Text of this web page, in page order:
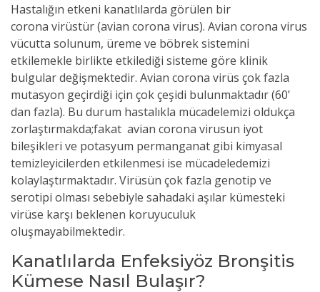
Hastalığın etkeni kanatlılarda görülen bir
corona virüstür(avian corona virus). Avian corona virus
vücutta solunum, üreme ve böbrek sistemini
etkilemekle birlikte etkilediği sisteme göre klinik
bulgular değişmektedir. Avian corona virüs çok fazla
mutasyon geçirdiği için çok çeşidi bulunmaktadır (60’
dan fazla). Bu durum hastalıkla mücadelemizi oldukça
zorlaştırmakda;fakat avian corona virusun iyot
bileşikleri ve potasyum permanganat gibi kimyasal
temizleyicilerden etkilenmesi ise mücadeledemizi
kolaylaştırmaktadır. Virüsün çok fazla genotip ve
serotipi olması sebebiyle sahadaki aşılar kümesteki
virüse karşı beklenen koruyuculuk
oluşmayabilmektedir.
Kanatlılarda Enfeksiyöz Bronşitis
Kümese Nasıl Bulaşır?